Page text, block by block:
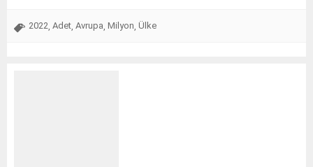
2022 Adet Avrupa Milyon Ülke